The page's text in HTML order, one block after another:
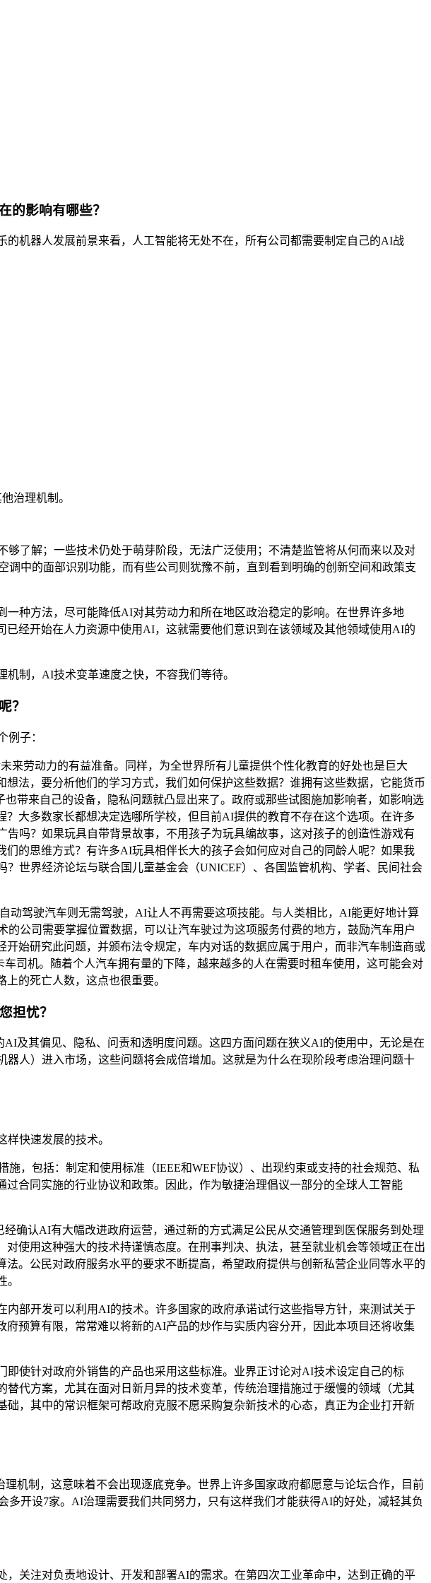
的影响有哪些？
机器人发展前景来看，人工智能将无处不在，所有公司都需要制定自己的AI战
治理机制。
了解；一些技术仍处于萌芽阶段，无法广泛使用；不清楚监管将从何而来以及对
中的面部识别功能，而有些公司则犹豫不前，直到看到明确的创新空间和政策支
种方法，尽可能降低AI对其劳动力和所在地区政治稳定的影响。在世界许多地
经开始在人力资源中使用AI，这就需要他们意识到在该领域及其他领域使用AI的
制，AI技术变革速度之快，不容我们等待。
？
例子：
劳动力的有益准备。同样，为全世界所有儿童提供个性化教育的好处也是巨大
法，要分析他们的学习方式，我们如何保护这些数据？谁拥有这些数据，它能货币
带来自己的设备，隐私问题就凸显出来了。政府或那些试图施加影响者，如影响选
大多数家长都想决定选哪所学校，但目前AI提供的教育不存在这个选项。在许多
吗？如果玩具自带背景故事，不用孩子为玩具编故事，这对孩子的创造性游戏有
的思维方式？有许多AI玩具相伴长大的孩子会如何应对自己的同龄人呢？如果我
世界经济论坛与联合国儿童基金会（UNICEF）、各国监管机构、学者、民间社会
驾驶汽车则无需驾驶，AI让人不再需要这项技能。与人类相比，AI能更好地计算
公司需要掌握位置数据，可以让汽车驶过为这项服务付费的地方，鼓励汽车用户
始研究此问题，并颁布法令规定，车内对话的数据应属于用户，而非汽车制造商或
司机。随着个人汽车拥有量的下降，越来越多的人在需要时租车使用，这可能会对
的死亡人数，这点也很重要。
担忧？
及其偏见、隐私、问责和透明度问题。这四方面问题在狭义AI的使用中，无论是在
人）进入市场，这些问题将会成倍增加。这就是为什么在现阶段考虑治理问题十
快速发展的技术。
，包括：制定和使用标准（IEEE和WEF协议）、出现约束或支持的社会规范、私
合同实施的行业协议和政策。因此，作为敏捷治理倡议一部分的全球人工智能
确认AI有大幅改进政府运营，通过新的方式满足公民从交通管理到医保服务到处理
使用这种强大的技术持谨慎态度。在刑事判决、执法，甚至就业机会等领域正在出
。公民对政府服务水平的要求不断提高，希望政府提供与创新私营企业同等水平的
部开发可以利用AI的技术。许多国家的政府承诺试行这些指导方针，来测试关于
预算有限，常常难以将新的AI产品的炒作与实质内容分开，因此本项目还将收集
使针对政府外销售的产品也采用这些标准。业界正讨论对AI技术设定自己的标
代方案，尤其在面对日新月异的技术变革，传统治理措施过于缓慢的领域（尤其
，其中的常识框架可帮政府克服不愿采购复杂新技术的心态，真正为企业打开新
机制，这意味着不会出现逐底竞争。世界上许多国家政府都愿意与论坛合作，目前
开设7家。AI治理需要我们共同努力，只有这样我们才能获得AI的好处，减轻其负
关注对负责地设计、开发和部署AI的需求。在第四次工业革命中，达到正确的平